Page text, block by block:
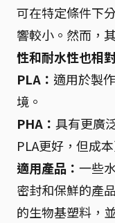
可在特定條件下
響較小。然而，其
性和耐水性也相
PLA： 適用於製
境。
PHA： 具有更廣
PLA更好，但成
適用產品： 一些
密封和保鮮的產
的生物基塑料，